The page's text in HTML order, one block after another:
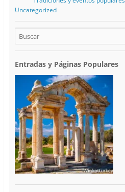
Uncategorized
Entradas y Páginas Populares